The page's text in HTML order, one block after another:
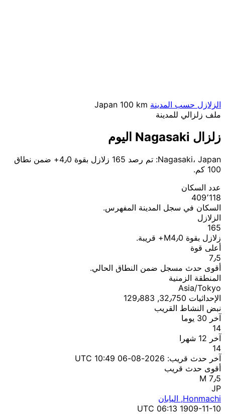
الزلازل حسب المدينة Japan 100 km
ملف زلزالي للمدينة
زلزال Nagasaki اليوم
Nagasaki، Japan: تم رصد 165 زلازل بقوة 4٫0+ ضمن نطاق
100 كم.
عدد السكان
409٬118
السكان في سجل المدينة المفهرس.
الزلازل
165
زلازل بقوة M4٫0+ قريبة.
أعلى قوة
7٫5
أقوى حدث مسجل ضمن النطاق الحالي.
المنطقة الزمنية
Asia/Tokyo
الإحداثيات 32٫750, 129٫883
نبض النشاط القريب
آخر 30 يوما
14
آخر 12 شهرا
14
آخر حدث قريب: 2026-08-06 10:49 UTC
أقوى حدث قريب
M 7٫5
JP
Honmachi, اليابان
1909-11-10 06:13 UTC